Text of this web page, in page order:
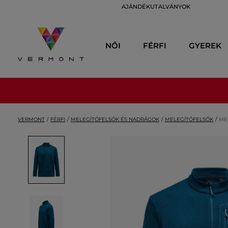
AJÁNDÉKUTALVÁNYOK
NŐI FÉRFI GYEREK
VERMONT FÉRFI MELEGÍTŐFELSŐK ÉS NADRÁGOK MELEGÍTŐFELSŐK